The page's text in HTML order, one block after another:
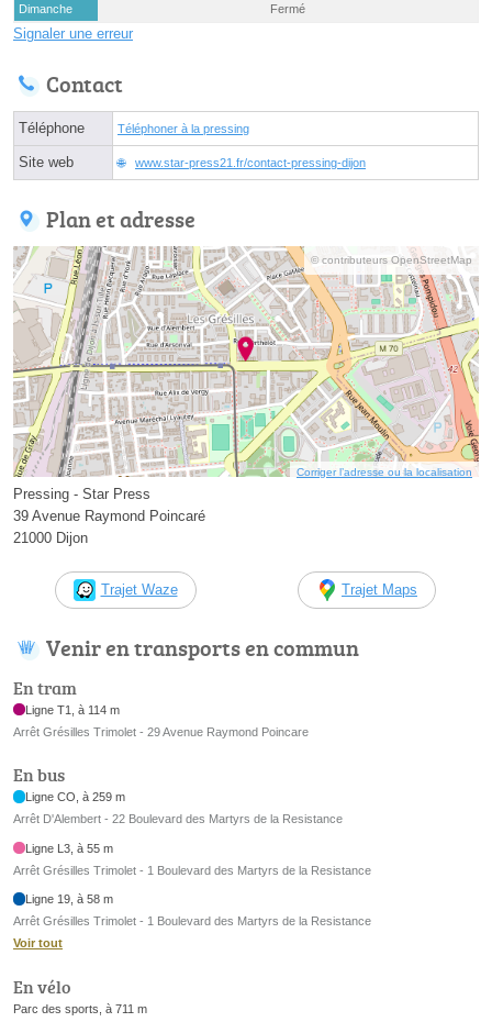
Dimanche
Fermé
Signaler une erreur
Contact
Téléphone Téléphoner à la pressing
Site web www.star-press21.fr/contact-pressing-dijon
Plan et adresse
© contributeurs OpenStreetMap
Corriger l’adresse ou la localisation
Pressing - Star Press
39 Avenue Raymond Poincaré
21000 Dijon
Trajet Waze Trajet Maps
Venir en transports en commun
En tram
Ligne T1, à 114 m
Arrêt Grésilles Trimolet - 29 Avenue Raymond Poincare
En bus
Ligne CO, à 259 m
Arrêt D'Alembert - 22 Boulevard des Martyrs de la Resistance
Ligne L3, à 55 m
Arrêt Grésilles Trimolet - 1 Boulevard des Martyrs de la Resistance
Ligne 19, à 58 m
Arrêt Grésilles Trimolet - 1 Boulevard des Martyrs de la Resistance
Voir tout
En vélo
Parc des sports, à 711 m